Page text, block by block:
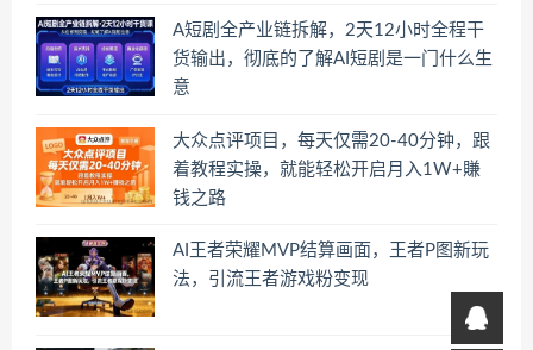
A短剧全产业链拆解，2天12小时全程干
货输出，彻底的了解AI短剧是一门什么生
意
大众点评项目，每天仅需20-40分钟，跟
着教程实操，就能轻松开启月入1W+賺
钱之路
AI王者荣耀MVP结算画面，王者P图新玩
法，引流王者游戏粉变现